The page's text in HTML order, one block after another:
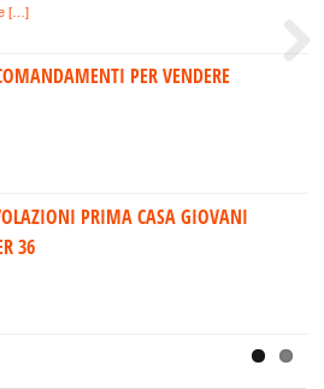
[…]
PER VENDERE
PRIMA CASA GIOVANI
36
LA CASA DELLA NONNA
DI MATTEO NENCIONI A RTV38